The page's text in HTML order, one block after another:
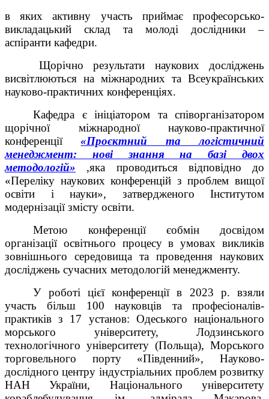
в яких активну участь приймає професорсько-
викладацький склад та молоді дослідники –
аспіранти кафедри.
Щорічно результати наукових досліджень
висвітлюються на міжнародних та Всеукраїнських
науково-практичних конференціях.
Кафедра є ініціатором та співорганізатором
щорічної міжнародної науково-практичної
конференції«Проєктний та логістичний
менеджмент: нові знання на базі двох
методологій»
,яка проводиться відповідно до
«Переліку наукових конференцій з проблем вищої
освіти і науки», затвердженого Інститутом
модернізації змісту освіти.
Метою конференції
єобмін досвідом
організації освітнього процесу в умовах викликів
зовнішнього середовища та проведення наукових
досліджень сучасних методологій менеджменту.
У роботі цієї конференції в 2023 р. взяли
участь більш 100 науковців та професіоналів-
практиків з 17 установ: Одеського національного
морського університету, Лодзинського
технологічного університету (Польща), Морського
торговельного порту «Південний», Науково-
дослідного центру індустріальних проблем розвитку
НАН України, Національного університету